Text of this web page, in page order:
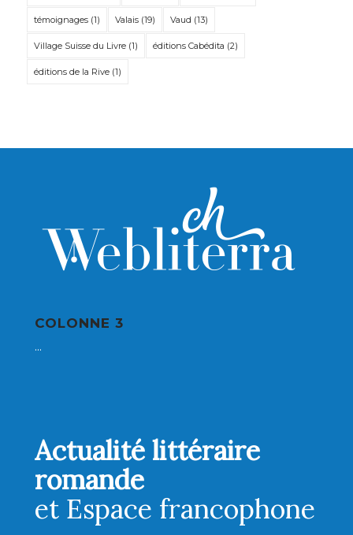
témoignages(1) Valais(19) Vaud (13)
Village Suisse du Livre(1) éditions Cabédita (2)
éditions de la Rive(1)
COLONNE 3
...
Actualité littéraire
romande
et Espace francophone